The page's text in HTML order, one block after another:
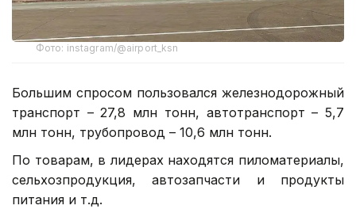
Фото: instagram/@airport_ksn
Большим спросом пользовался железнодорожный
транспорт – 27,8 млн тонн, автотранспорт – 5,7
млн тонн, трубопровод – 10,6 млн тонн.
По товарам, в лидерах находятся пиломатериалы,
сельхозпродукция, автозапчасти и продукты
питания и т.д.